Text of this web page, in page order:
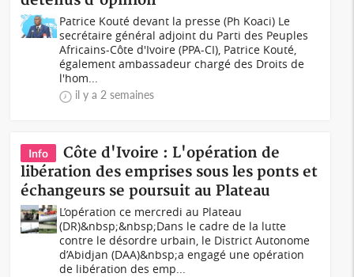
Patrice Kouté devant la presse (Ph Koaci) Le
secrétaire général adjoint du Parti des Peuples
Africains-Côte d'Ivoire (PPA-CI), Patrice Kouté,
également ambassadeur chargé des Droits de
l'hom...
il y a 2 semaines
Info
Côte d'Ivoire : L'opération de
libération des emprises sous les ponts et
échangeurs se poursuit au Plateau
L’opération ce mercredi au Plateau
(DR)&nbsp;&nbsp;Dans le cadre de la lutte
contre le désordre urbain, le District Autonome
d’Abidjan (DAA)&nbsp;a engagé une opération
de libération des emp...